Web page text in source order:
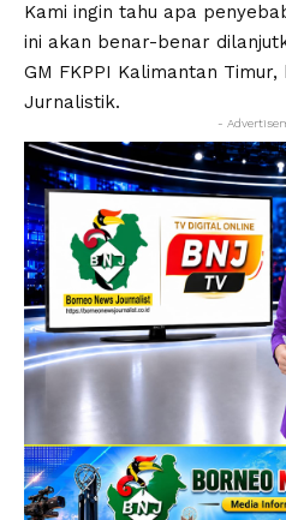
Kami ingin tahu apa
ini akan benar-benar
GM FKPPI Kalimantan
Jurnalistik.
-